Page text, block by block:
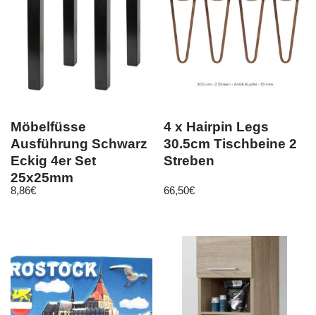
Möbelfüsse
Ausführung Schwarz
Eckig 4er Set
25x25mm
Möbelbeine
8,86€
4 x Hairpin Legs
30.5cm Tischbeine 2
Streben
66,50€